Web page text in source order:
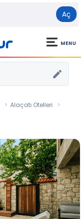
Aç
MENU
Alaçatı Otelleri